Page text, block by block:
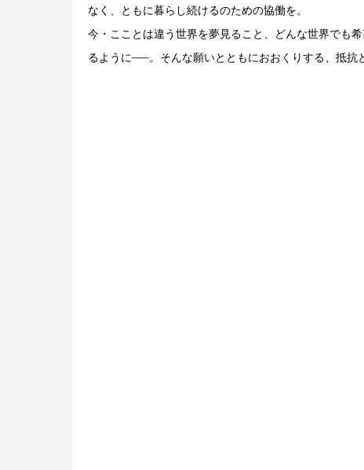
なく、ともに暮らし続けるのための協働を。
今・こことは違う世界を夢見ること、どんな世界でも
るように──。そんな願いとともにおおくりする、抵抗